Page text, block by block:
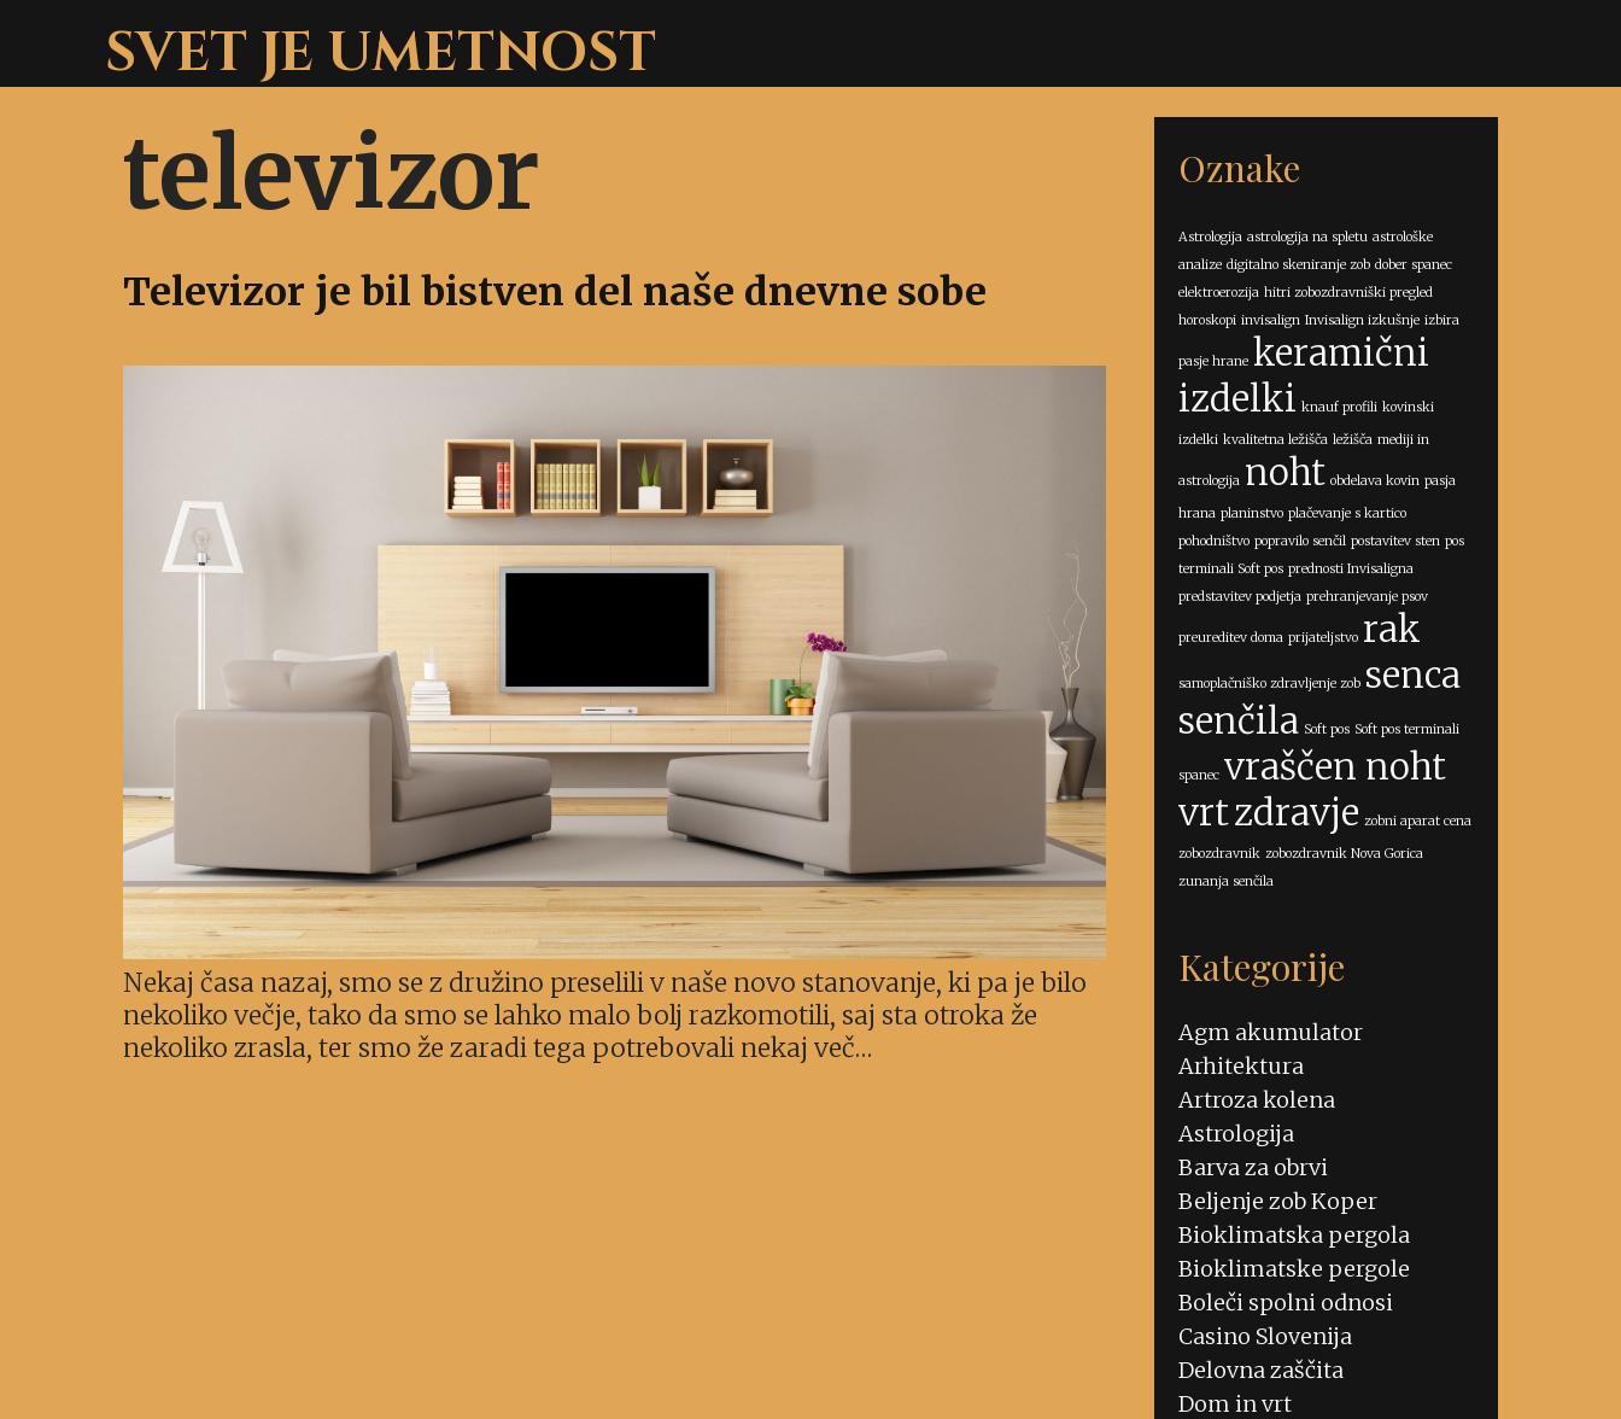
content SVET JE UMETNOST
televizor
Televizor je bil bistven del naše dnevne sobe
Nekaj časa nazaj, smo se z družino preselili v naše novo stanovanje, ki pa je bilo
nekoliko večje, tako da smo se lahko malo bolj razkomotili, saj sta otroka že
nekoliko zrasla, ter smo že zaradi tega potrebovali nekaj več…
Oznake
Astrologija astrologija na spletu astrološke
analize digitalno skeniranje zob dober spanec
elektroerozija hitri zobozdravniški pregled
horoskopi invisalign Invisalign izkušnje izbira
pasje hrane keramični
izdelki knauf profili kovinski
izdelki kvalitetna ležišča ležišča mediji in
astrologija noht obdelava kovin pasja
hrana planinstvo plačevanje s kartico
pohodništvo popravilo senčil postavitev sten pos
terminali Soft pos prednosti Invisaligna
predstavitev podjetja prehranjevanje psov
preureditev doma prijateljstvo rak
samoplačniško zdravljenje zob senca
senčila Soft pos Soft pos terminali
spanec vraščen noht
vrtzdravje zobni aparat cena
zobozdravnik zobozdravnik Nova Gorica
zunanja senčila
Kategorije
Agm akumulator
Arhitektura
Artroza kolena
Astrologija
Barva za obrvi
Beljenje zob Koper
Bioklimatska pergola
Bioklimatske pergole
Boleči spolni odnosi
Casino Slovenija
Delovna zaščita
Dom in vrt